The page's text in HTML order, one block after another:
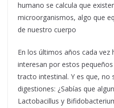
humano se calcula que
microorganismos, algo que
de nuestro cuerpo
En los últimos años cada vez
interesan por estos
tracto intestinal. Y es que, no
digestiones: ¿Sabías que
Lactobacillus y